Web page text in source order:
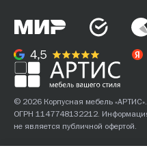
© 2026 Корпусная мебель
ОГРН 1147748132212.
не является публичной офертой.